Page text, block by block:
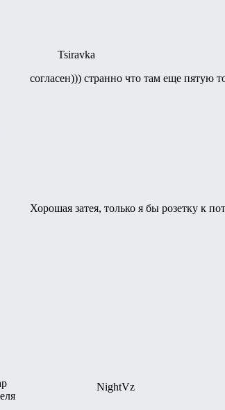
Tsiravka
согласен))) странно что там еще пятую
Хорошая затея, только я бы розетку к
NightVz